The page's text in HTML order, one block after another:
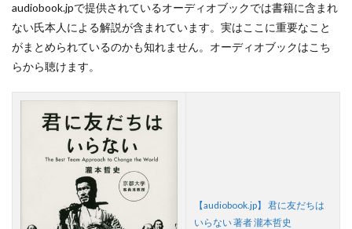
audiobook.jpで提供されているオーディオブックでは書籍に含まれ
ない氏本人による解説が含まれています。実はここに重要なこと
がまとめられているのかも知れません。オーディオブックはこち
らから聴けます。
【audiobook.jp】 君に友だちは
いらない 著者 瀧本哲史